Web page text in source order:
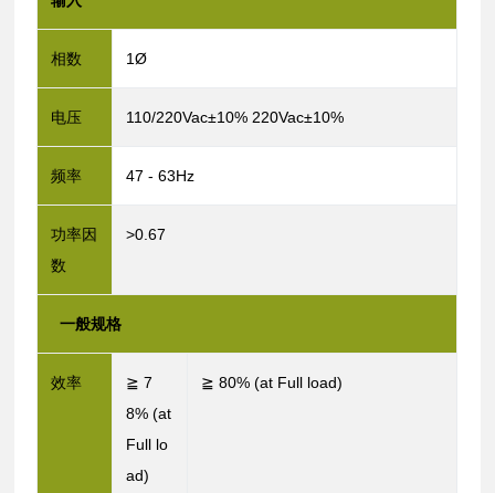
相数 1Ø
电压 110/220Vac±10% 220Vac±10%
频率 47 - 63Hz
功率因
数
>0.67
一般规格
效率
≧ 7
8% (at
Full lo
ad)
≧ 80% (at Full load)